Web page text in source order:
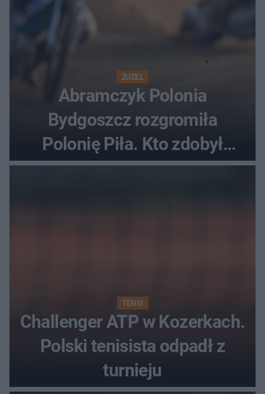
ŻUŻEL
Abramczyk Polonia
Bydgoszcz rozgromiła
Polonię Piła. Kto zdobył
najwięcej punktów?
TENIS
Challenger ATP w Kozerkach.
Polski tenisista odpadł z
turnieju